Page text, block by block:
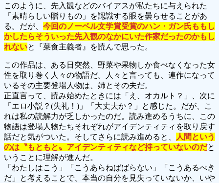
このように、先入観などのバイアスが私たちに与えられた
「素晴らしい贈りもの」を認識する眼を曇らせることがあ
る。だが、 今回のノーベル文学賞受賞のハン・ガン氏ももし
かしたらそういった先入観のなかにいた作家だったのかもし
れないと『菜食主義者』を読んで思った。
この作品は、ある日突然、野菜や果物しか食べなくなった女
性を取り巻く人々の物語だ。人々と言っても、連作になって
いるその主要登場人物は、姉とその夫だ。
正直言って、読み始めたときには「え、オカルト？」、次に
「エロ小説？(失礼！)」「大丈夫か？」と感じた。だが、こ
れは私の読解力が乏しかったのだ。読み進めるうちに、この
物語は登場人物たちそれぞれがアイデンティティを取り戻す
話だと気がついた。そしてさらに読み進めると、
人間という
のは〝もともと〟アイデンティティなど持っていないのだと
いうことに理解が進んだ。
「わたしはこう」「こうあらねばばらない」「こうあるべき
だ」と考えることで、本当の自分を見失っていないか、いや